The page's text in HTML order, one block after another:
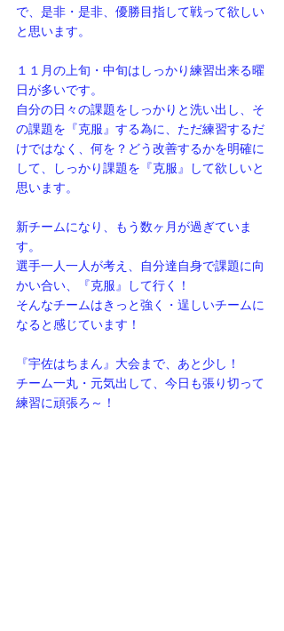
で、是非・是非、優勝目指して戦って欲しい
と思います。
１１月の上旬・中旬はしっかり練習出来る曜
日が多いです。
自分の日々の課題をしっかりと洗い出し、そ
の課題を『克服』する為に、ただ練習するだ
けではなく、何を？どう改善するかを明確に
して、しっかり課題を『克服』して欲しいと
思います。
新チームになり、もう数ヶ月が過ぎていま
す。
選手一人一人が考え、自分達自身で課題に向
かい合い、『克服』して行く！
そんなチームはきっと強く・逞しいチームに
なると感じています！
『宇佐はちまん』大会まで、あと少し！
チーム一丸・元気出して、今日も張り切って
練習に頑張ろ～！